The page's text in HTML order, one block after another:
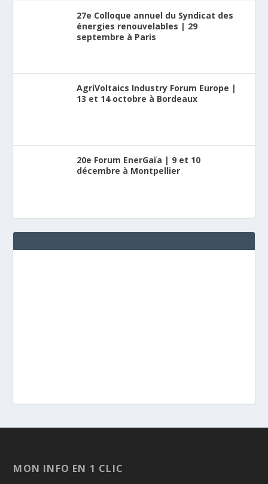
27e Colloque annuel du Syndicat des
énergies renouvelables | 29
septembre à Paris
AgriVoltaics Industry Forum Europe |
13 et 14 octobre à Bordeaux
20e Forum EnerGaïa | 9 et 10
décembre à Montpellier
MON INFO EN 1 CLIC